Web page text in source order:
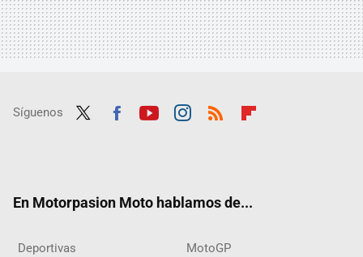
Síguenos
En Motorpasion Moto hablamos de...
Deportivas MotoGP